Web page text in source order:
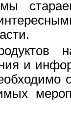
и